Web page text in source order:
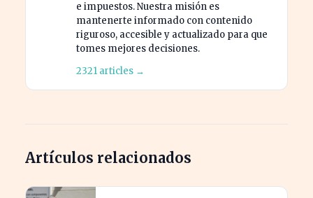
e impuestos. Nuestra misión es
mantenerte informado con contenido
riguroso, accesible y actualizado para que
tomes mejores decisiones.
2321 articles →
Artículos relacionados